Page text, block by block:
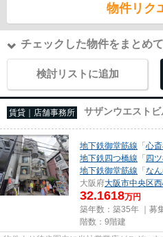
物件リク
チェックした物件をまとめて
検討リストに追加
賃貸｜店舗事務所 サザンウエストビ
地下鉄御堂筋線 「心
地下鉄四つ橋線 「四
地下鉄御堂筋線 「な
大阪府大阪市中央区
32.1618万円
築年数：築35年 ｜募
階数：9階建